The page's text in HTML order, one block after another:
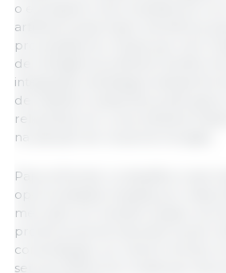
o entusiasmo dos investidores
artificial possa trazer benefícios
processadores. Ainda que nem
de inteligência artificial
integração estratégica dessas
de trabalho existentes pode gerar
relevantes em uma indústria
na adoção de novas tecnologias.
Para enfrentar os desafios e
oportunidades trazidas por essas
mercado em transformação, as
proteína animal deverão buscar
consolidação, ao mesmo tempo
seus portfólios às mudanças nas